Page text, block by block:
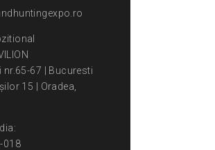
nr.65-67 | Bucuresti
15 | Oradea,
018